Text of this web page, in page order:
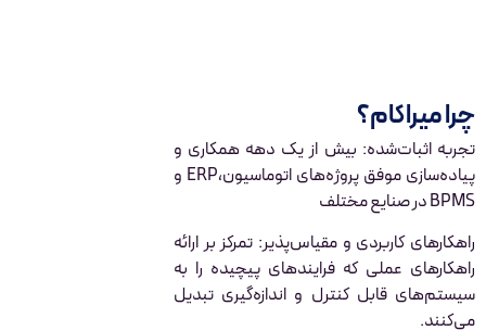
چرا میراکام؟
تجربه اثبات‌شده: بیش از یک دهه همکاری و
پیاده‌سازی موفق پروژه‌های اتوماسیون،ERP و
BPMS در صنایع مختلف
راهکارهای کاربردی و مقیاس‌پذیر: تمرکز بر ارائه
راهکارهای عملی که فرایندهای پیچیده را به
سیستم‌های قابل کنترل و اندازه‌گیری تبدیل
می‌کنند.